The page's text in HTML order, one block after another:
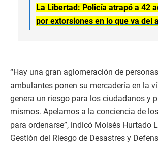
La Libertad: Policía atrapó a 42
por extorsiones en lo que va del
“Hay una gran aglomeración de
ambulantes ponen su mercadería en la
genera un riesgo para los ciudadanos y
mismos. Apelamos a la conciencia de
para ordenarse”, indicó Moisés Hurtado
Gestión del Riesgo de Desastres y